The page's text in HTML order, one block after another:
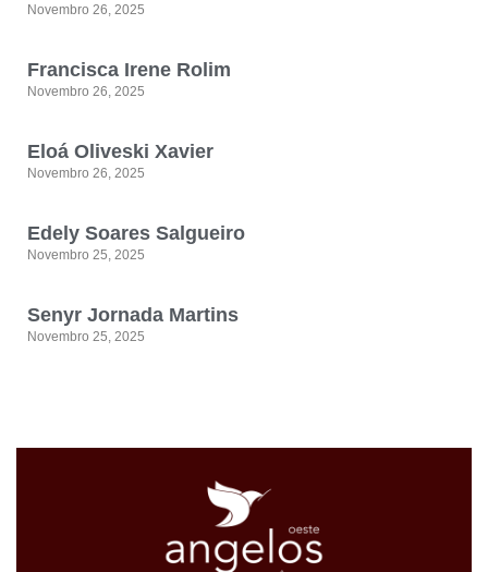
Novembro 26, 2025
Francisca Irene Rolim
Novembro 26, 2025
Eloá Oliveski Xavier
Novembro 26, 2025
Edely Soares Salgueiro
Novembro 25, 2025
Senyr Jornada Martins
Novembro 25, 2025